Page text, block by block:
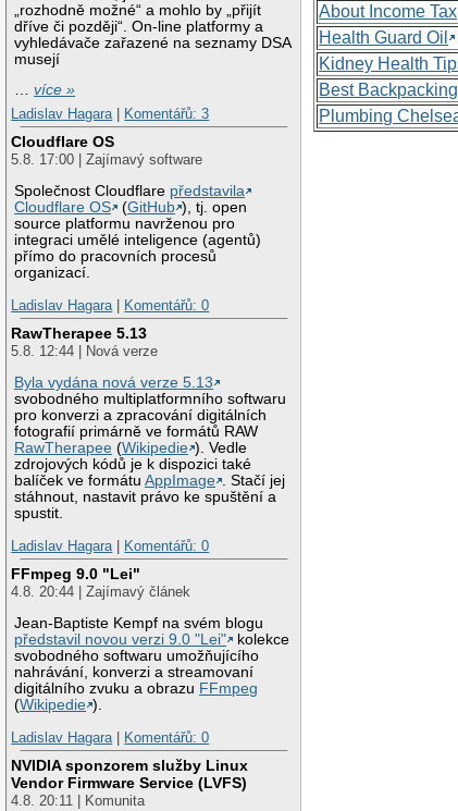
„rozhodně možné“ a mohlo by „přijít
dříve či později“. On-line platformy a
vyhledávače zařazené na seznamy DSA
musejí
…více »
Ladislav Hagara
Komentářů: 3
Cloudflare OS
5.8. 17:00 | Zajímavý software
Společnost Cloudflare představila
Cloudflare OS
(GitHub ), tj. open
source platformu navrženou pro
integraci umělé inteligence (agentů)
přímo do pracovních procesů
organizací.
Ladislav Hagara
Komentářů: 0
RawTherapee 5.13
5.8. 12:44 | Nová verze
Byla vydána nová verze 5.13
svobodného multiplatformního softwaru
pro konverzi a zpracování digitálních
fotografií primárně ve formátů RAW
RawTherapee (Wikipedie ). Vedle
zdrojových kódů je k dispozici také
balíček ve formátuAppImage . Stačí jej
stáhnout, nastavit právo ke spuštění a
spustit.
Ladislav Hagara
Komentářů: 0
FFmpeg 9.0 "Lei"
4.8. 20:44 | Zajímavý článek
Jean-Baptiste Kempf na svém blogu
představil novou verzi 9.0 "Lei"
kolekce
svobodného softwaru umožňujícího
nahrávání, konverzi a streamovaní
digitálního zvuku a obrazu FFmpeg
(Wikipedie ).
Ladislav Hagara
Komentářů: 0
NVIDIA sponzorem služby Linux
Vendor Firmware Service (LVFS)
4.8. 20:11 | Komunita
About Income Tax
Health Guard Oil
Kidney Health
Best
Plumbing